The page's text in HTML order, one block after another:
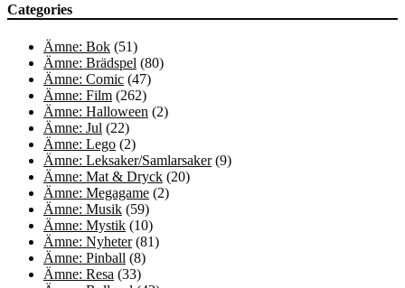
Categories
Ämne: Bok (51)
Ämne: Brädspel (80)
Ämne: Comic (47)
Ämne: Film (262)
Ämne: Halloween (2)
Ämne: Jul (22)
Ämne: Lego (2)
Ämne: Leksaker/Samlarsaker(9)
Ämne: Mat & Dryck (20)
Ämne: Megagame (2)
Ämne: Musik (59)
Ämne: Mystik (10)
Ämne: Nyheter(81)
Ämne: Pinball (8)
Ämne: Resa (33)